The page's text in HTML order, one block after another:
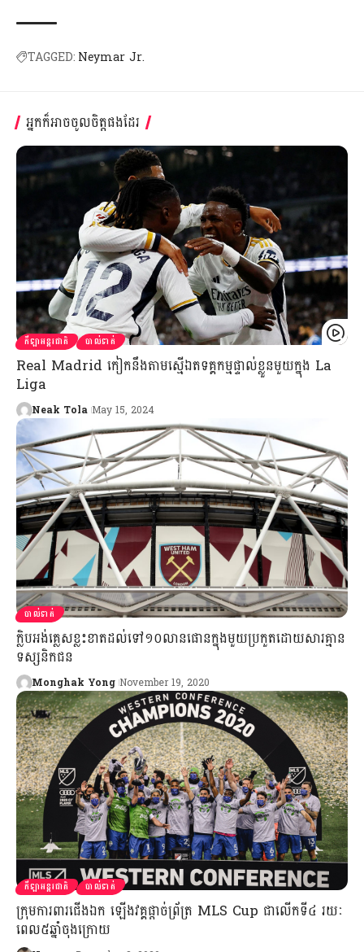
TAGGED: Neymar Jr.
អ្នកក៏អាចចូលចិត្តផងដែរ
កីឡាអន្តរជាតិ បាល់ទាត់
Real Madrid កៀកនឹងតាមស្មើឯតទគ្គកម្មផ្ទាល់ខ្លួនមួយក្នុង La
Liga
Neak Tola May 15, 2024
បាល់ទាត់
ក្លិបអង់គ្លេសខ្លះខាតដល់ទៅ១០លានផោនក្នុងមួយប្រកួតដោយសារគ្មាន
ទស្សនិកជន
Monghak Yong November 19, 2020
កីឡាអន្តរជាតិ បាល់ទាត់
ក្រុមការពារជើងឯក ឡើងវគ្គផ្ដាច់ព្រ័ត្រ MLS Cup ជាលើកទី៤ រយៈ
ពេល៥ឆ្នាំចុងក្រោយ